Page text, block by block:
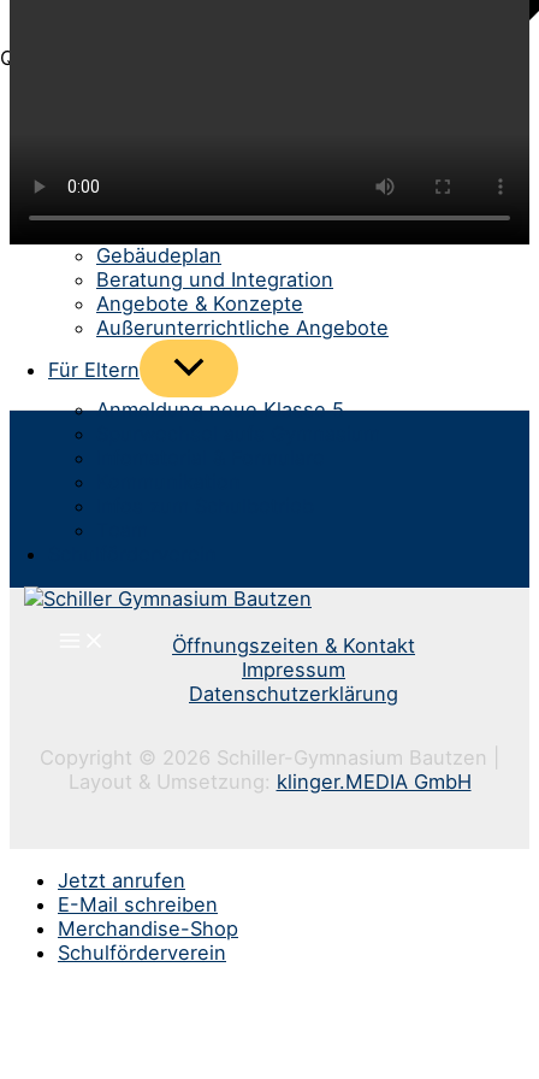
Quick-Menü
Unterricht
Gebäudeplan
Beratung und Integration
Angebote & Konzepte
Außerunterrichtliche Angebote
Für Eltern
Menü
umschalten
Anmeldung neue Klasse 5
Öffnungszeiten & Kontakt
Impressum
Datenschutzerklärung
Copyright © 2026 Schiller-Gymnasium Bautzen |
Layout & Umsetzung: klinger.MEDIA GmbH
Jetzt anrufen
E-Mail schreiben
Merchandise-Shop
Schulförderverein